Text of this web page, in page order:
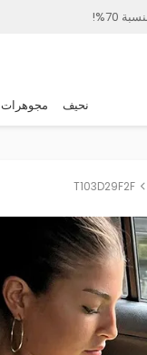
70%!
نحيف مجوهرات
T103D29F2F